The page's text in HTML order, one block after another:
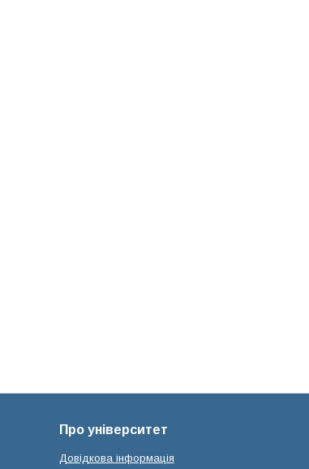
Про університет
Довідкова інформація